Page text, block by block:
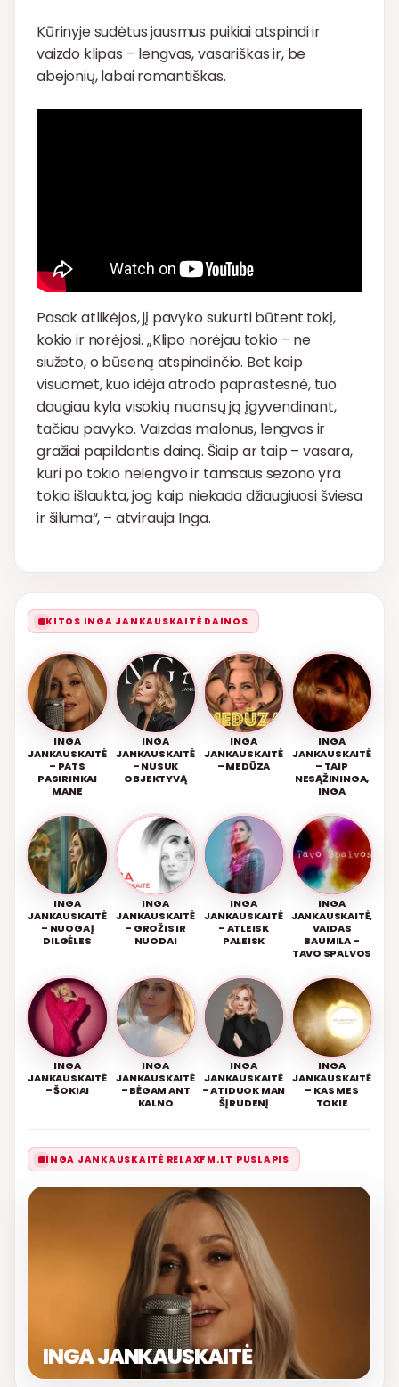
Kūrinyje sudėtus jausmus puikiai atspindi ir
vaizdo klipas – lengvas, vasariškas ir, be
abejonių, labai romantiškas.
Pasak atlikėjos, jį pavyko sukurti būtent tokį,
kokio ir norėjosi. „Klipo norėjau tokio – ne
siužeto, o būseną atspindinčio. Bet kaip
visuomet, kuo idėja atrodo paprastesnė, tuo
daugiau kyla visokių niuansų ją įgyvendinant,
tačiau pavyko. Vaizdas malonus, lengvas ir
gražiai papildantis dainą. Šiaip ar taip – vasara,
kuri po tokio nelengvo ir tamsaus sezono yra
tokia išlaukta, jog kaip niekada džiaugiuosi šviesa
ir šiluma“, – atvirauja Inga.
KITOS INGA JANKAUSKAITĖ DAINOS
INGA
JANKAUSKAITĖ
– PATS
PASIRINKAI
MANE
INGA
JANKAUSKAITĖ
– NUSUK
OBJEKTYVĄ
INGA
JANKAUSKAITĖ
– MEDŪZA
INGA
JANKAUSKAITĖ
– TAIP
NESĄŽININGA,
INGA
INGA
JANKAUSKAITĖ
– NUOGA Į
DILGĖLES
INGA
JANKAUSKAITĖ
– GROŽIS IR
NUODAI
INGA
JANKAUSKAITĖ
– ATLEISK
PALEISK
INGA
JANKAUSKAITĖ,
VAIDAS
BAUMILA –
TAVO SPALVOS
INGA
JANKAUSKAITĖ
– ŠOKIAI
INGA
JANKAUSKAITĖ
– BĖGAM ANT
KALNO
INGA
JANKAUSKAITĖ
– ATIDUOK MAN
ŠĮ RUDENĮ
INGA
JANKAUSKAITĖ
– KAS MES
TOKIE
INGA JANKAUSKAITĖ RELAXFM.LT PUSLAPIS
INGA JANKAUSKAITĖ